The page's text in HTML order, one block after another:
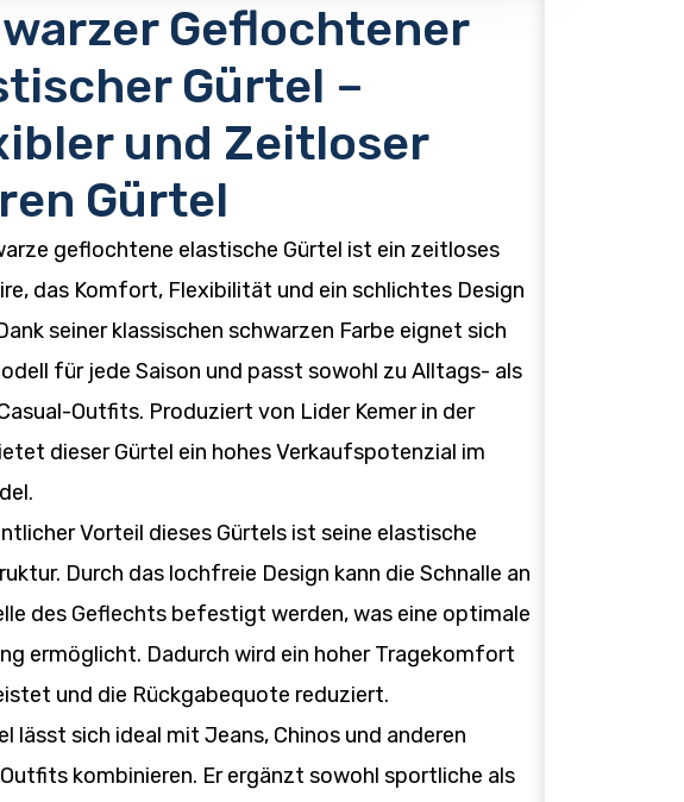
Geflochtener
Gürtel –
und Zeitloser
Gürtel
geflochtene elastische Gürtel ist ein zeitloses
das Komfort, Flexibilität und ein schlichtes Design
seiner klassischen schwarzen Farbe eignet sich
für jede Saison und passt sowohl zu Alltags- als
Outfits. Produziert von Lider Kemer in der
dieser Gürtel ein hohes Verkaufspotenzial im
Vorteil dieses Gürtels ist seine elastische
Durch das lochfreie Design kann die Schnalle an
des Geflechts befestigt werden, was eine optimale
ermöglicht. Dadurch wird ein hoher Tragekomfort
und die Rückgabequote reduziert.
lässt sich ideal mit Jeans, Chinos und anderen
kombinieren. Er ergänzt sowohl sportliche als